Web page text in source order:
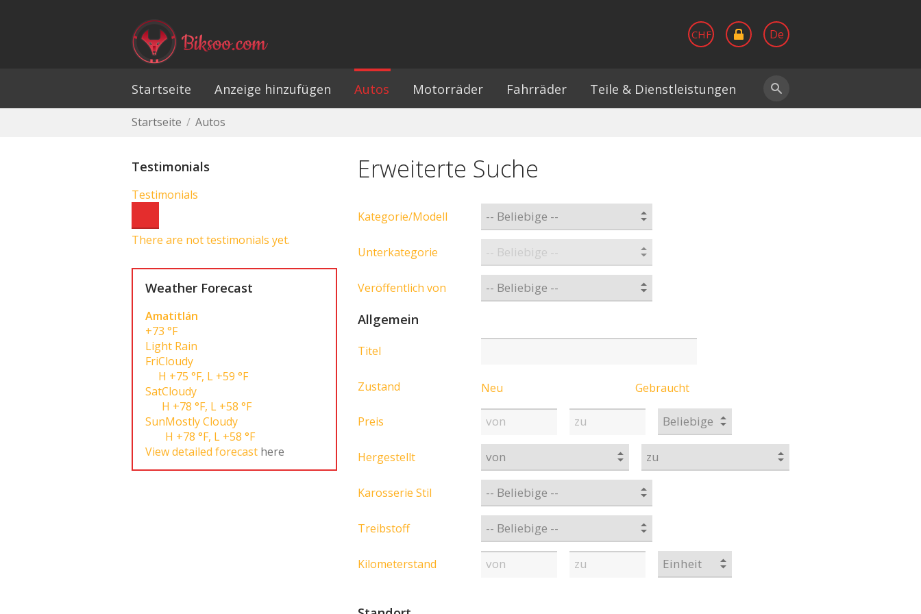
CHF De
Startseite Anzeige hinzufügen Autos Motorräder Fahrräder Teile & Dienstleistungen
Startseite / Autos
Testimonials
Testimonials
There are not testimonials yet.
Weather Forecast
Amatitlán
+73 °F
Light Rain
FriCloudy
H +75 °F, L +59 °F
SatCloudy
H +78 °F, L +58 °F
SunMostly Cloudy
H +78 °F, L +58 °F
View detailed forecast here
Erweiterte Suche
Kategorie/Modell
Unterkategorie
Veröffentlich von
Allgemein
Titel
Zustand Neu Gebraucht
Preis
Hergestellt
Karosserie Stil
Treibstoff
Kilometerstand